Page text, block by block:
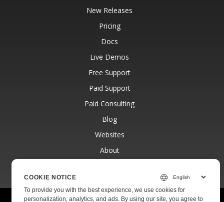
New Releases
Pricing
Docs
Live Demos
Free Support
Paid Support
Paid Consulting
Blog
Websites
About
© Aspose Pty Ltd 2001-2026.All Rights Reserved.
COOKIE NOTICE
To provide you with the best experience, we use cookies for
personalization, analytics, and ads. By using our site, you agree to